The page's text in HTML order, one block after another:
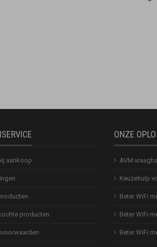
aankoop
producten
ONZE
AVM
Keuzehulp
Beter WiFi
Beter WiFi
Beter WiFi